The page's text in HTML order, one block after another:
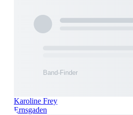
Karoline Frey
Ernsgaden